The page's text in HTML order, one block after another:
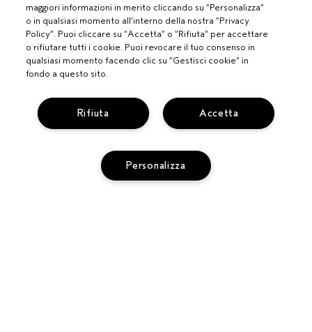
DIVENTA UN SALONE AVEDA
maggiori informazioni in merito cliccando su “Personalizza”
o in qualsiasi momento all’interno della nostra “Privacy
Policy”. Puoi cliccare su “Accetta” o “Rifiuta” per accettare
o rifiutare tutti i cookie. Puoi revocare il tuo consenso in
qualsiasi momento facendo clic su “Gestisci cookie” in
fondo a questo sito.
Accetta
Rifiuta
Personalizza